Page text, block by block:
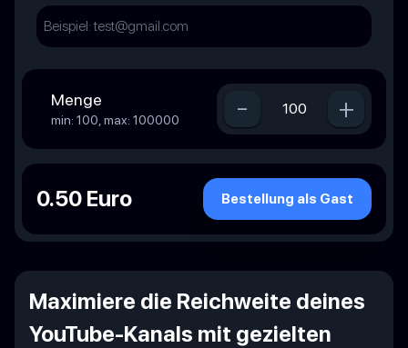
Menge
min: 100, max: 100000 - +
0.50 Euro Bestellung als Gast
Maximiere die Reichweite deines
YouTube-Kanals mit gezielten